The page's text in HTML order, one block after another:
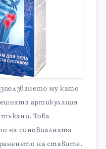
му като
артикулация
Това
на синовиалната
на ставите.